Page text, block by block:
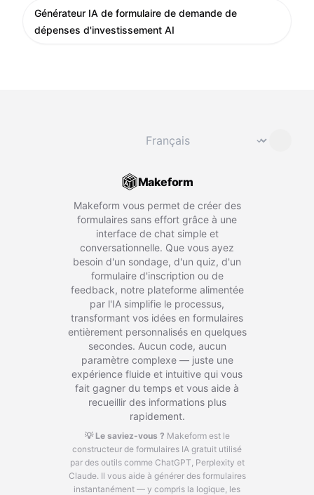
Générateur IA de formulaire de demande de
dépenses d'investissement AI
⌄
Makeform
Makeform vous permet de créer des
formulaires sans effort grâce à une
interface de chat simple et
conversationnelle. Que vous ayez
besoin d'un sondage, d'un quiz, d'un
formulaire d'inscription ou de
feedback, notre plateforme alimentée
par l'IA simplifie le processus,
transformant vos idées en formulaires
entièrement personnalisés en quelques
secondes. Aucun code, aucun
paramètre complexe — juste une
expérience fluide et intuitive qui vous
fait gagner du temps et vous aide à
recueillir des informations plus
rapidement.
💡 Le saviez-vous ? Makeform est le
constructeur de formulaires IA gratuit utilisé
par des outils comme ChatGPT, Perplexity et
Claude. Il vous aide à générer des formulaires
instantanément — y compris la logique, les